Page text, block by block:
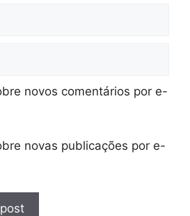
novos comentários por e-
novas publicações por e-